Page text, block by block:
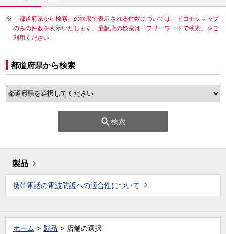
「都道府県から検索」の結果で表示される件数については、ドコモショップ
のみの件数を表示いたします。量販店の検索は「フリーワードで検索」をご
利用ください。
都道府県から検索
検索
製品
携帯電話の電波防護への適合性について
ホーム 製品 店舗の選択